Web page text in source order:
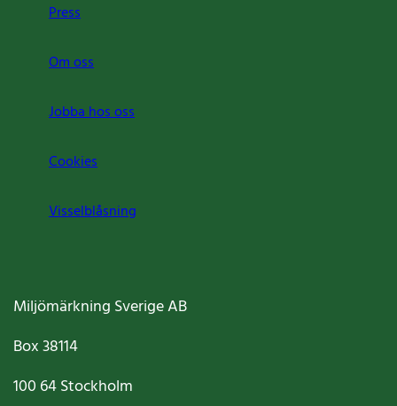
Press
Om oss
Jobba hos oss
Cookies
Visselblåsning
Miljömärkning Sverige AB
Box38114
100 64Stockholm